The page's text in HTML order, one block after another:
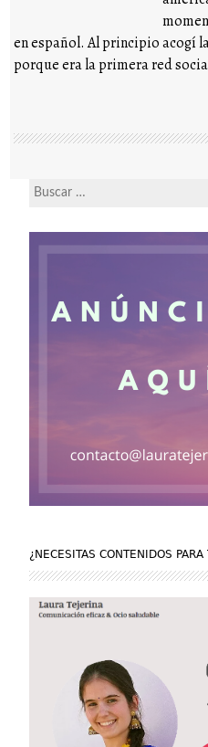
en español. Al principio acogí
porque era la primera red
Buscar...
¿NECESITAS CONTENIDOS PARA